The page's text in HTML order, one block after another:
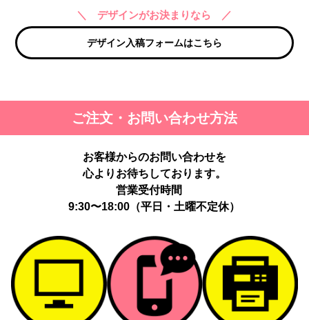
＼ デザインがお決まりなら ／
デザイン入稿フォームはこちら
ご注文・お問い合わせ方法
お客様からのお問い合わせを
心よりお待ちしております。
営業受付時間
9:30〜18:00（平日・土曜不定休）